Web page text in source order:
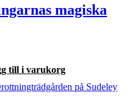
magiska
till i varukorg